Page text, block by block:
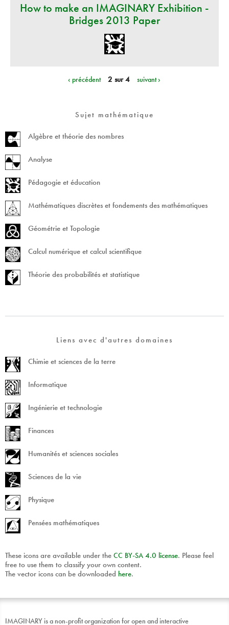
How to make an IMAGINARY Exhibition -
Bridges 2013 Paper
‹ précédent 2 sur 4 suivant ›
Sujet mathématique
Algèbre et théorie des nombres
Analyse
Pédagogie et éducation
Mathématiques discrètes et fondements des mathématiques
Géométrie et Topologie
Calcul numérique et calcul scientifique
Théorie des probabilités et statistique
Liens avec d'autres domaines
Chimie et sciences de la terre
Informatique
Ingénierie et technologie
Finances
Humanités et sciences sociales
Sciences de la vie
Physique
Pensées mathématiques
These icons are available under the CC BY-SA 4.0 license. Please feel
free to use them to classify your own content.
The vector icons can be downloaded here.
IMAGINARY is a non-profit organization for open and interactive